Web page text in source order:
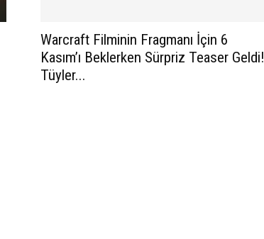
Warcraft Filminin Fragmanı İçin 6
Kasım’ı Beklerken Sürpriz Teaser Geldi!
Tüyler...